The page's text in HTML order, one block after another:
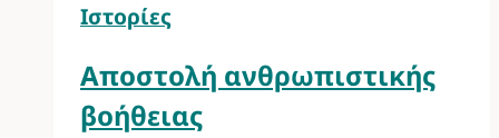
Ιστορίες
Αποστολή ανθρωπιστικής
βοήθειας